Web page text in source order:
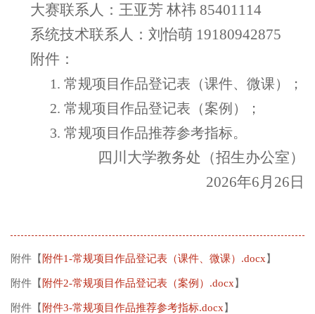
大赛联系人：王亚芳 林祎 85401114
系统技术联系人：刘怡萌 19180942875
附件：
1. 常规项目作品登记表（课件、微课）；
2. 常规项目作品登记表（案例）；
3. 常规项目作品推荐参考指标。
四川大学教务处 （招生办公室）
2026年6月 26 日
附件【 附件1-常规项目作品登记表（课件、微课）.docx 】
附件【 附件2-常规项目作品登记表（案例）.docx 】
附件【 附件3-常规项目作品推荐参考指标.docx 】